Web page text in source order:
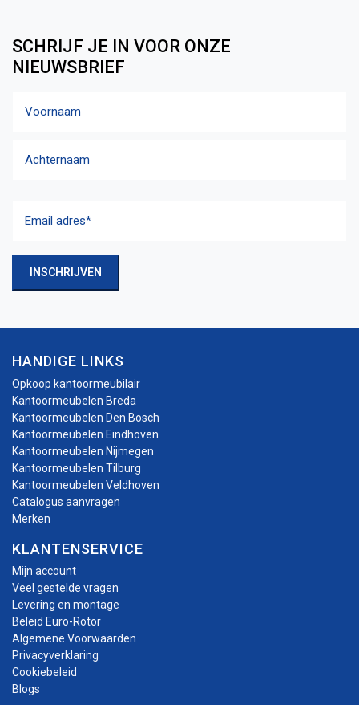
SCHRIJF JE IN VOOR ONZE
NIEUWSBRIEF
adres(Vereist)
INSCHRIJVEN
HANDIGE LINKS
Opkoop kantoormeubilair
Kantoormeubelen Breda
Kantoormeubelen Den Bosch
Kantoormeubelen Eindhoven
Kantoormeubelen Nijmegen
Kantoormeubelen Tilburg
Kantoormeubelen Veldhoven
Catalogus aanvragen
Merken
KLANTENSERVICE
Mijn account
Veel gestelde vragen
Levering en montage
Beleid Euro-Rotor
Algemene Voorwaarden
Privacyverklaring
Cookiebeleid
Blogs